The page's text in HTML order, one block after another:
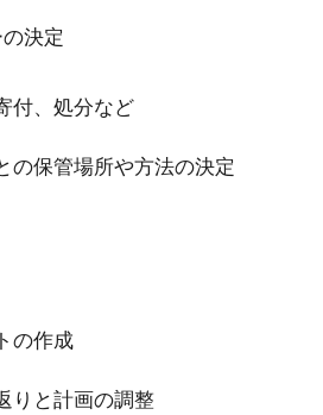
付、処分など
の保管場所や方法の決定
の作成
りと計画の調整